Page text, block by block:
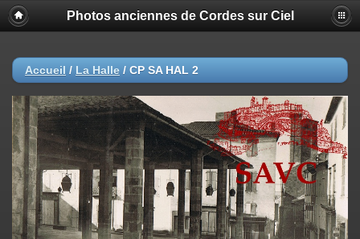
Photos anciennes de Cordes sur Ciel
Accueil / La Halle / CP SA HAL 2